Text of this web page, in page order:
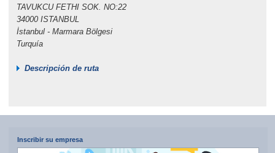
TAVUKCU FETHI SOK. NO:22
34000 ISTANBUL
İstanbul - Marmara Bölgesi
Turquía
Descripción de ruta
Inscribir su empresa